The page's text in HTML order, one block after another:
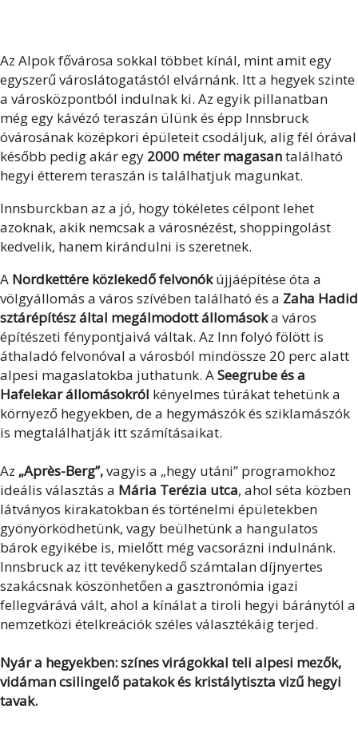
Az Alpok fővárosa sokkal többet kínál, mint amit egy
egyszerű városlátogatástól elvárnánk. Itt a hegyek szinte
a városközpontból indulnak ki. Az egyik pillanatban
még egy kávézó teraszán ülünk és épp Innsbruck
óvárosának középkori épületeit csodáljuk, alig fél órával
később pedig akár egy 2000 méter magasantalálható
hegyi étterem teraszán is találhatjuk magunkat.
Innsburckban az a jó, hogy tökéletes célpont lehet
azoknak, akik nemcsak a városnézést, shoppingolást
kedvelik, hanem kirándulni is szeretnek.
A Nordkettére közlekedő felvonókújjáépítése óta a
völgyállomás a város szívében található és a Zaha Hadid
sztárépítész által megálmodott állomásoka város
építészeti fénypontjaivá váltak. Az Inn folyó fölött is
áthaladó felvonóval a városból mindössze 20 perc alatt
alpesi magaslatokba juthatunk. ASeegrube és a
Hafelekar állomásokról kényelmes túrákat tehetünk a
környező hegyekben, de a hegymászók és sziklamászók
is megtalálhatják itt számításaikat.
Az „Après-Berg”,vagyis a „hegy utáni” programokhoz
ideális választás a Mária Terézia utca, ahol séta közben
látványos kirakatokban és történelmi épületekben
gyönyörködhetünk, vagy beülhetünk a hangulatos
bárok egyikébe is, mielőtt még vacsorázni indulnánk.
Innsbruck az itt tevékenykedő számtalan díjnyertes
szakácsnak köszönhetően a gasztronómia igazi
fellegvárává vált, ahol a kínálat a tiroli hegyi báránytól a
nemzetközi ételkreációk széles választékáig terjed.
Nyár a hegyekben: színes virágokkal teli alpesi mezők,
vidáman csilingelő patakok és kristálytiszta vizű hegyi
tavak.